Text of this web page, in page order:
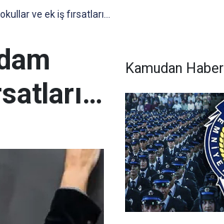
ve ek iş fırsatları…
Kamudan Haber